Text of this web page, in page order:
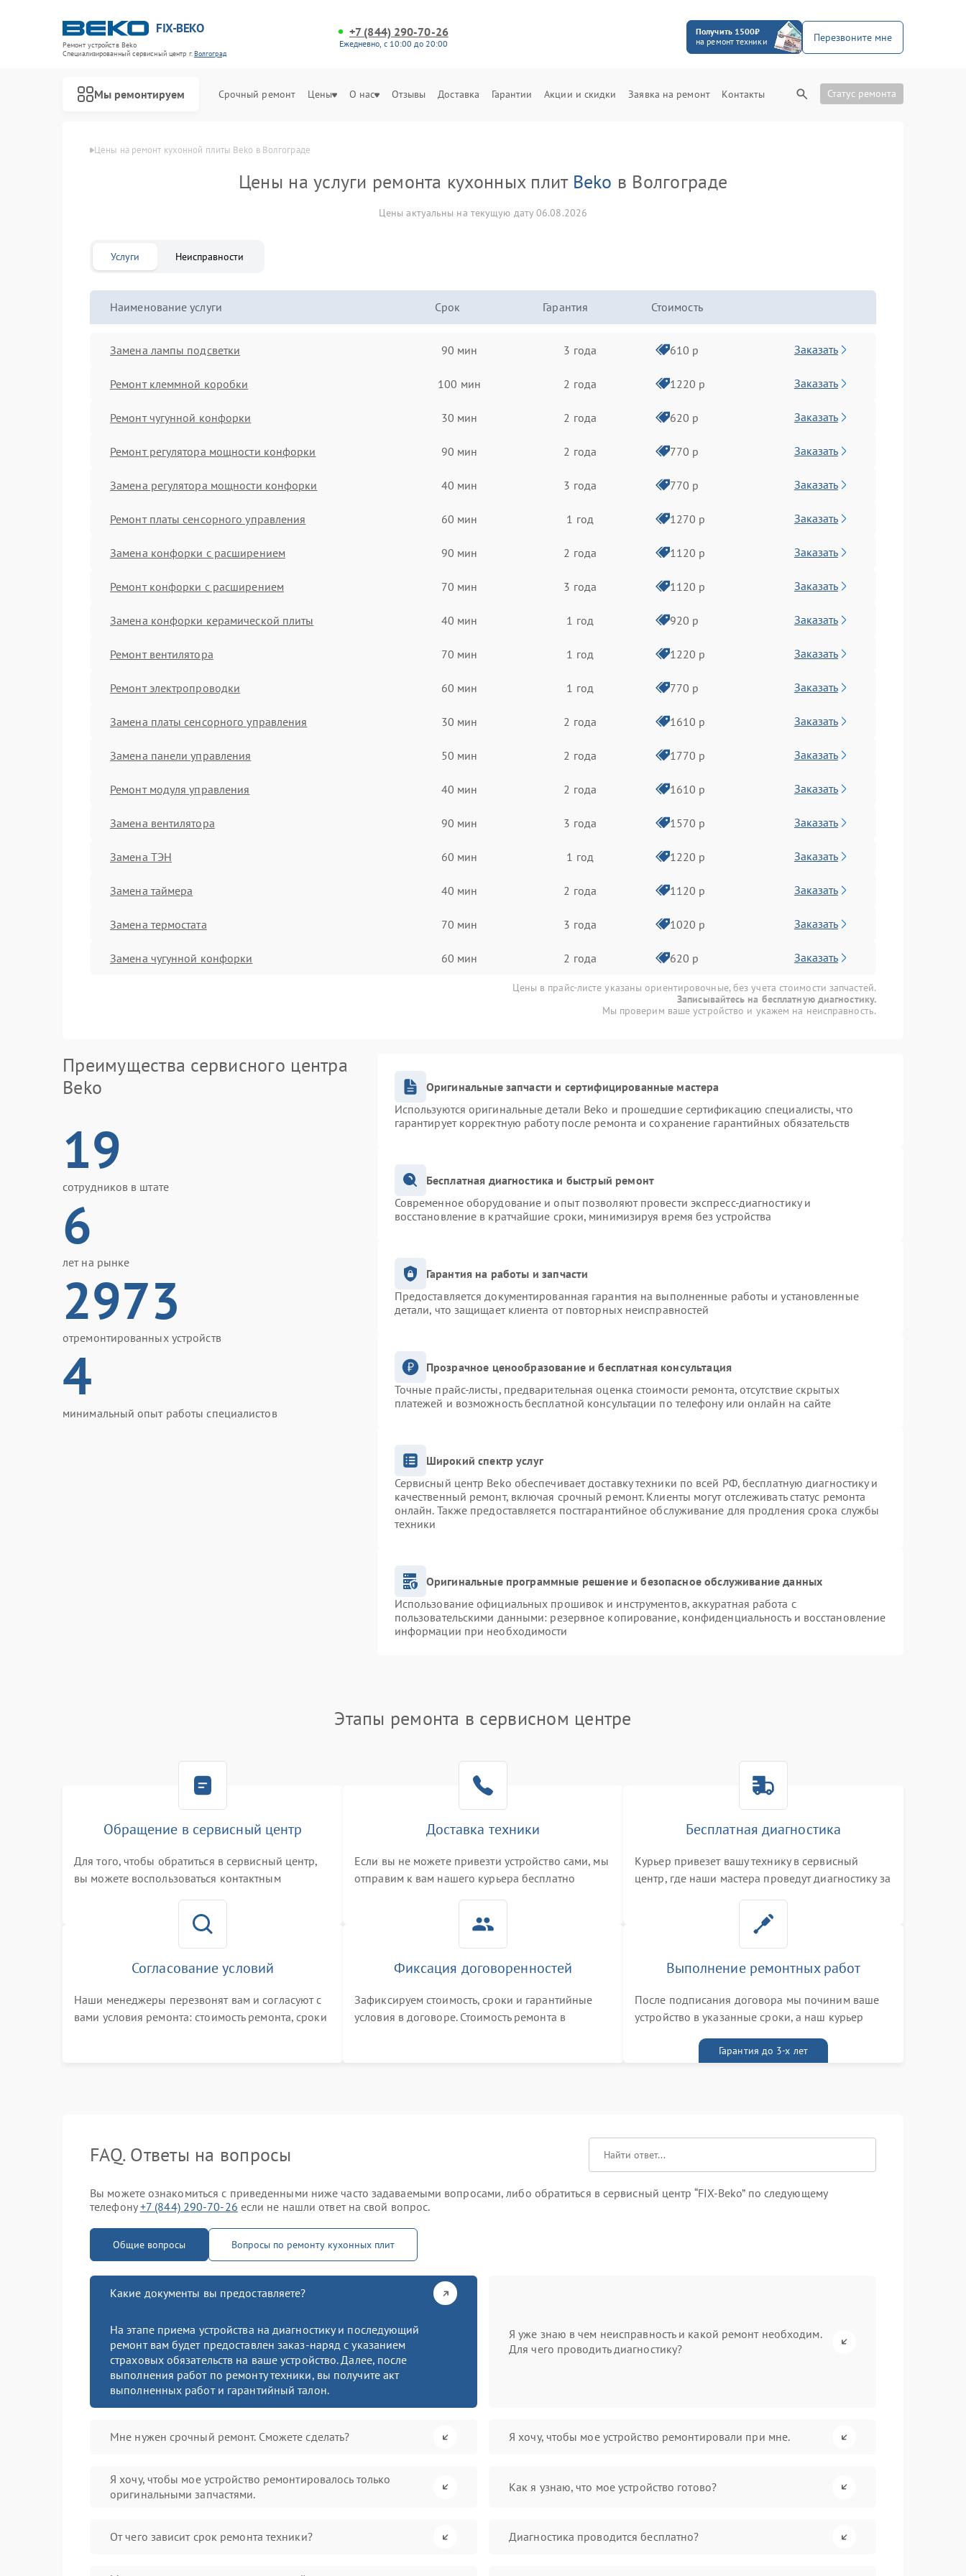
FIX-BEKO
Ремонт устройств Beko
Специализированный cервисный центр г.Волгоград
+7 (844) 290-70-26
Ежедневно, с 10:00 до 20:00
Получить 1500₽
на ремонт техники
Перезвоните мне
Мы ремонтируем Срочный ремонт Цены О нас Отзывы Доставка Гарантии Акции и скидки Заявка на ремонт Контакты Статус ремонта
Цены Цены на ремонт кухонной плиты Beko в Волгограде
Цены на услуги ремонта кухонных плит Beko в Волгограде
Цены актуальны на текущую дату 06.08.2026
Услуги Неисправности
Наименование услуги Срок Гарантия Стоимость
Замена лампы подсветки 90 мин 3 года 610 р Заказать
Ремонт клеммной коробки 100 мин 2 года 1220 р Заказать
Ремонт чугунной конфорки 30 мин 2 года 620 р Заказать
Ремонт регулятора мощности конфорки 90 мин 2 года 770 р Заказать
Замена регулятора мощности конфорки 40 мин 3 года 770 р Заказать
Ремонт платы сенсорного управления 60 мин 1 год 1270 р Заказать
Замена конфорки с расширением 90 мин 2 года 1120 р Заказать
Ремонт конфорки с расширением 70 мин 3 года 1120 р Заказать
Замена конфорки керамической плиты 40 мин 1 год 920 р Заказать
Ремонт вентилятора 70 мин 1 год 1220 р Заказать
Ремонт электропроводки 60 мин 1 год 770 р Заказать
Замена платы сенсорного управления 30 мин 2 года 1610 р Заказать
Замена панели управления 50 мин 2 года 1770 р Заказать
Ремонт модуля управления 40 мин 2 года 1610 р Заказать
Замена вентилятора 90 мин 3 года 1570 р Заказать
Замена ТЭН 60 мин 1 год 1220 р Заказать
Замена таймера 40 мин 2 года 1120 р Заказать
Замена термостата 70 мин 3 года 1020 р Заказать
Замена чугунной конфорки 60 мин 2 года 620 р Заказать
Цены в прайс-листе указаны ориентировочные, без учета стоимости запчастей.
Записывайтесь на бесплатную диагностику.
Мы проверим ваше устройство и укажем на неисправность.
Преимущества сервисного центра
Beko
19
сотрудников в штате
6
лет на рынке
2973
отремонтированных устройств
4
минимальный опыт работы специалистов
Оригинальные запчасти и сертифицированные мастера
Используются оригинальные детали Beko и прошедшие сертификацию специалисты, что
гарантирует корректную работу после ремонта и сохранение гарантийных обязательств
Бесплатная диагностика и быстрый ремонт
Современное оборудование и опыт позволяют провести экспресс-диагностику и
восстановление в кратчайшие сроки, минимизируя время без устройства
Гарантия на работы и запчасти
Предоставляется документированная гарантия на выполненные работы и установленные
детали, что защищает клиента от повторных неисправностей
Прозрачное ценообразование и бесплатная консультация
Точные прайс-листы, предварительная оценка стоимости ремонта, отсутствие скрытых
платежей и возможность бесплатной консультации по телефону или онлайн на сайте
Широкий спектр услуг
Сервисный центр Beko обеспечивает доставку техники по всей РФ, бесплатную диагностику и
качественный ремонт, включая срочный ремонт. Клиенты могут отслеживать статус ремонта
онлайн. Также предоставляется постгарантийное обслуживание для продления срока службы
техники
Оригинальные программные решение и безопасное обслуживание данных
Использование официальных прошивок и инструментов, аккуратная работа с
пользовательскими данными: резервное копирование, конфиденциальность и восстановление
информации при необходимости
Этапы ремонта в сервисном центре
Обращение в сервисный центр
Для того, чтобы обратиться в сервисный центр,
вы можете воспользоваться контактным
номер телефона на сайте
Доставка техники
Если вы не можете привезти устройство сами, мы
отправим к вам нашего курьера бесплатно
Бесплатная диагностика
Курьер привезет вашу технику в сервисный
центр, где наши мастера проведут диагностику за
Согласование условий
Наши менеджеры перезвонят вам и согласуют с
вами условия ремонта: стоимость ремонта, сроки
Фиксация договоренностей
Зафиксируем стоимость, сроки и гарантийные
условия в договоре. Стоимость ремонта в
Выполнение ремонтных работ
После подписания договора мы починим ваше
устройство в указанные сроки, а наш курьер
талоном бесплатноГарантия до 3-х лет
FAQ. Ответы на вопросы
Вы можете ознакомиться с приведенными ниже часто задаваемыми вопросами, либо обратиться в сервисный центр “FIX-Beko” по следующему
телефону+7 (844) 290-70-26 если не нашли ответ на свой вопрос.
Общие вопросы Вопросы по ремонту кухонных плит
Какие документы вы предоставляете?
На этапе приема устройства на диагностику и последующий
ремонт вам будет предоставлен заказ-наряд с указанием
страховых обязательств на ваше устройство. Далее, после
выполнения работ по ремонту техники, вы получите акт
выполненных работ и гарантийный талон.
Я уже знаю в чем неисправность и какой ремонт необходим.
Для чего проводить диагностику?
Мне нужен срочный ремонт. Сможете сделать? Я хочу, чтобы мое устройство ремонтировали при мне.
Я хочу, чтобы мое устройство ремонтировалось только
оригинальными запчастями.
Как я узнаю, что мое устройство готово?
От чего зависит срок ремонта техники? Диагностика проводится бесплатно?